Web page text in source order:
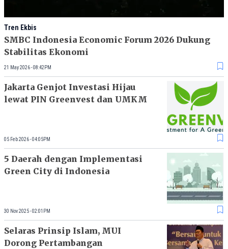
Tren Ekbis
SMBC Indonesia Economic Forum 2026 Dukung
Stabilitas Ekonomi
21 May 2026 - 08:42PM
Jakarta Genjot Investasi Hijau
lewat PIN Greenvest dan UMKM
05 Feb 2026 - 04:05PM
5 Daerah dengan Implementasi
Green City di Indonesia
30 Nov 2025 - 02:01PM
Selaras Prinsip Islam, MUI
Dorong Pertambangan